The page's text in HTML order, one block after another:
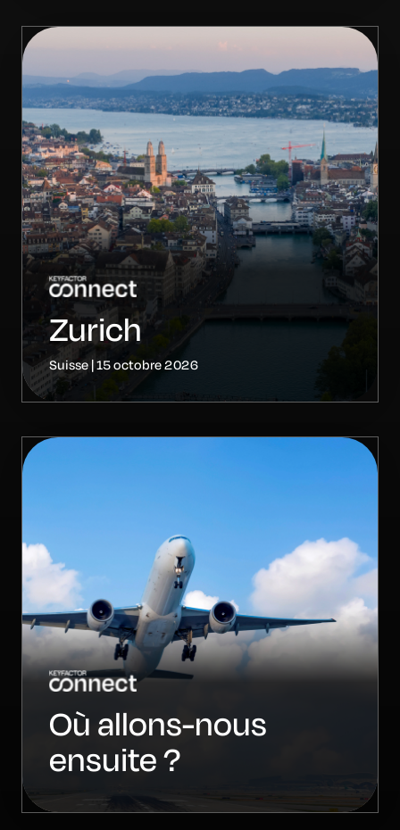
Zurich
Suisse | 15 octobre 2026
Où allons-nous
ensuite ?